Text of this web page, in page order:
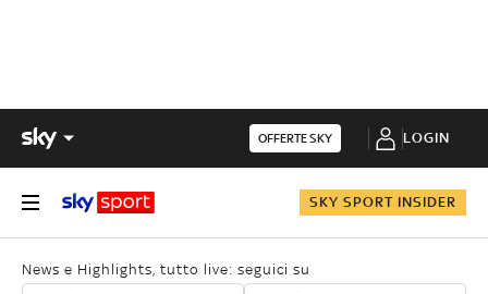
OFFERTE SKY LOGIN
SKY SPORT INSIDER
News e Highlights, tutto live: seguici su